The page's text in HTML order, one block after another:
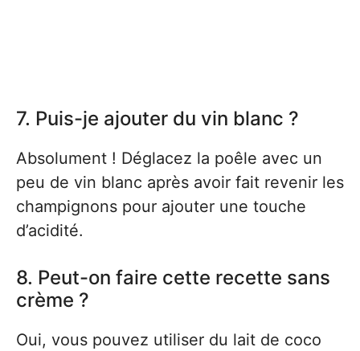
7. Puis-je ajouter du vin blanc ?
Absolument ! Déglacez la poêle avec un
peu de vin blanc après avoir fait revenir les
champignons pour ajouter une touche
d’acidité.
8. Peut-on faire cette recette sans
crème ?
Oui, vous pouvez utiliser du lait de coco